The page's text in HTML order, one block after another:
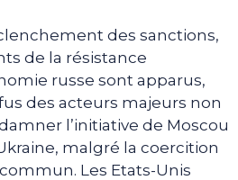
des sanctions,
de la résistance
russe sont apparus,
des acteurs majeurs non
l’initiative de Moscou
malgré la coercition
Les Etats-Unis